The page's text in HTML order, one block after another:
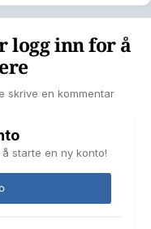
logg inn for å
skrive en kommentar
starte en ny konto!